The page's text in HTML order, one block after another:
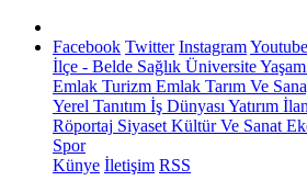
Facebook Twitter InstagramYoutube
İlçe - Belde Sağlık ÜniversiteYaşam
Emlak Turizm Emlak Tarım Ve
Yerel Tanıtım İş Dünyası Yatırım İlan
Röportaj Siyaset Kültür Ve Sanat
Spor
Künye İletişim RSS